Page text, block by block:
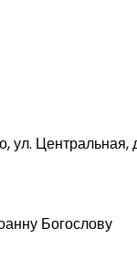
ул. Центральная,
Богослову